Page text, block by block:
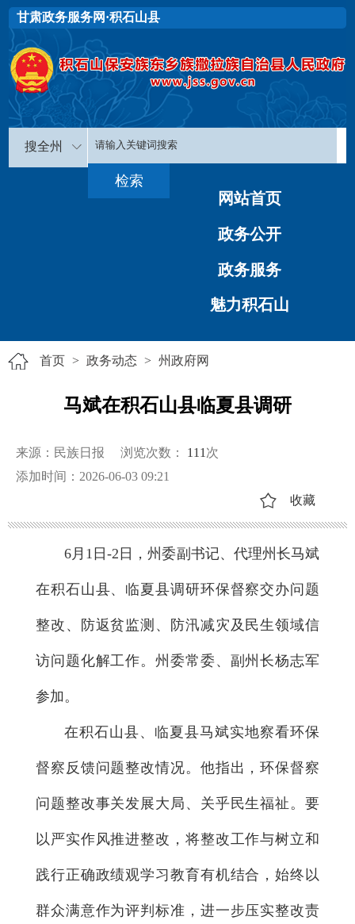
甘肃政务服务网·积石山县
搜全州
网站首页
政务公开
政务服务
魅力积石山
首页 > 政务动态 > 州政府网
马斌在积石山县临夏县调研
来源：民族日报 浏览次数： 111 次
添加时间：2026-06-03 09:21
收藏
6月1日-2日，州委副书记、代理州长马斌
在积石山县、临夏县调研环保督察交办问题
整改、防返贫监测、防汛减灾及民生领域信
访问题化解工作。州委常委、副州长杨志军
参加。
在积石山县、临夏县马斌实地察看环保
督察反馈问题整改情况。他指出，环保督察
问题整改事关发展大局、关乎民生福祉。要
以严实作风推进整改，将整改工作与树立和
践行正确政绩观学习教育有机结合，始终以
群众满意作为评判标准，进一步压实整改责